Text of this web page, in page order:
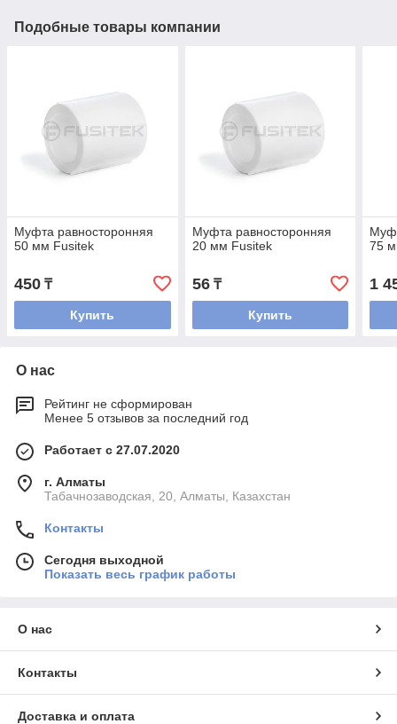
Подобные товары компании
Муфта равносторонняя
50 мм Fusitek
450 ₸
Купить
Муфта равносторонняя
20 мм Fusitek
56₸
Купить
75
1
О нас
Рейтинг не сформирован
Менее 5 отзывов за последний год
Работает с 27.07.2020
г. Алматы
Табачнозаводская, 20, Алматы, Казахстан
Контакты
Сегодня выходной
Показать весь график работы
О нас
Контакты
Доставка и оплата